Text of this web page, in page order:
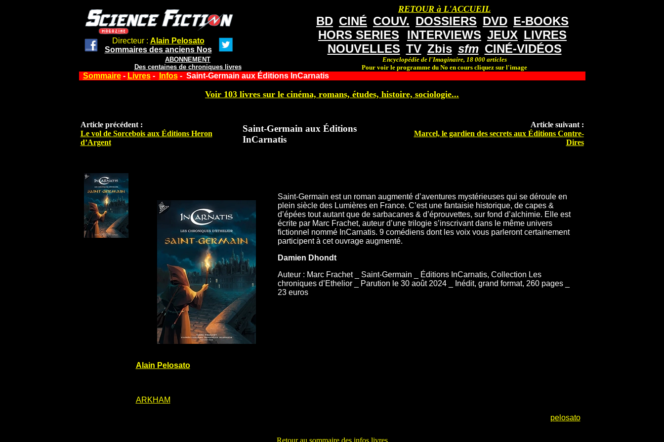
Directeur : Alain Pelosato
Sommaires des anciens Nos
ABONNEMENT
Des centaines de chroniques livres
RETOUR à L'ACCUEIL
BD CINÉ COUV. DOSSIERS DVD E-BOOKS
HORS SERIES
INTERVIEWS JEUX LIVRES
NOUVELLES TV Zbis sfm CINÉ-VIDÉOS
Encyclopédie de l'Imaginaire, 18 000 articles
Pour voir le programme du No en cours cliquez sur l'image
Sommaire- Livres- Infos- Saint-Germain aux Éditions InCarnatis
Voir 103 livres sur le cinéma, romans, études, histoire, sociologie...
Article précédent :
Le vol de Sorcebois aux Éditions Heron
d’Argent
Saint-Germain aux Éditions
InCarnatis
Article suivant :
Marcel, le gardien des secrets aux Éditions Contre-
Dires
Saint-Germain est un roman augmenté d’aventures mystérieuses qui se déroule en
plein siècle des Lumières en France. C’est une fantaisie historique, de capes &
d’épées tout autant que de sarbacanes & d’éprouvettes, sur fond d’alchimie. Elle est
écrite par Marc Frachet, auteur d’une trilogie s’inscrivant dans le même univers
fictionnel nommé InCarnatis. 9 comédiens dont les voix vous parleront certainement
participent à cet ouvrage augmenté.
Damien Dhondt
Auteur : Marc Frachet _ Saint-Germain _ Éditions InCarnatis, Collection Les
chroniques d’Ethelior _ Parution le 30 août 2024 _ Inédit, grand format, 260 pages _
23 euros
Alain Pelosato
ARKHAM
pelosato
Retour au sommaire des infos livres